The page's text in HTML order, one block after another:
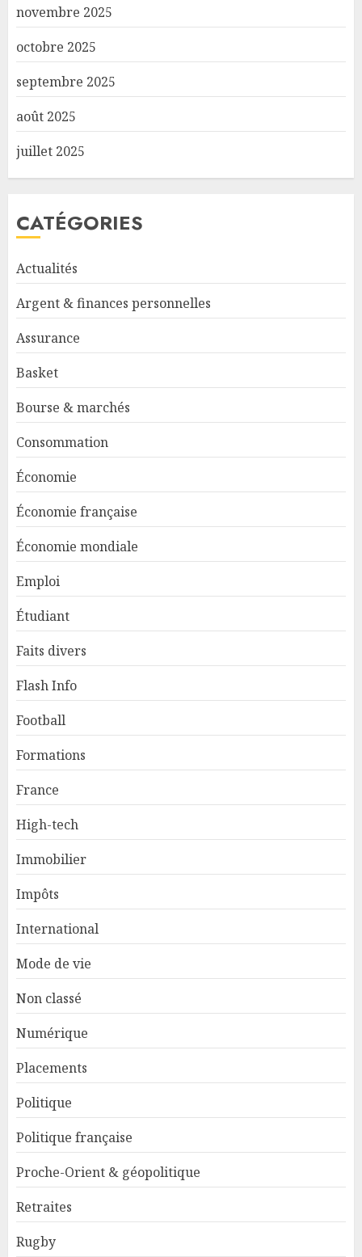
novembre 2025
octobre 2025
septembre 2025
août 2025
juillet 2025
CATÉGORIES
Actualités
Argent & finances personnelles
Assurance
Basket
Bourse & marchés
Consommation
Économie
Économie française
Économie mondiale
Emploi
Étudiant
Faits divers
Flash Info
Football
Formations
France
High-tech
Immobilier
Impôts
International
Mode de vie
Non classé
Numérique
Placements
Politique
Politique française
Proche-Orient & géopolitique
Retraites
Rugby